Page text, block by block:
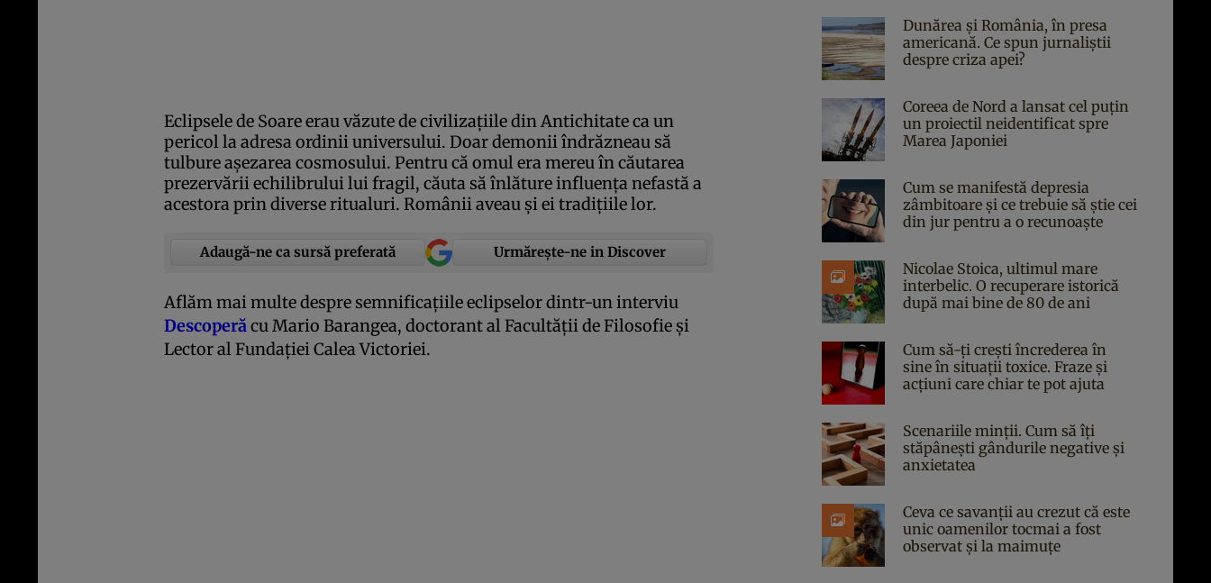
Eclipsele de Soare erau văzute de civilizaţiile din Antichitate ca un
pericol la adresa ordinii universului. Doar demonii îndrăzneau să
tulbure aşezarea cosmosului. Pentru că omul era mereu în căutarea
prezervării echilibrului lui fragil, căuta să înlăture influenţa nefastă a
acestora prin diverse ritualuri. Românii aveau şi ei tradiţiile lor.
Adaugă-ne ca sursă preferată Urmărește-ne in Discover
Aflăm mai multe despre semnificaţiile eclipselor dintr-un interviu
Descoperăcu Mario Barangea, doctorant al Facultăţii de Filosofie şi
Lector al Fundaţiei Calea Victoriei.
Dunărea și România, în presa
americană. Ce spun jurnaliștii
despre criza apei?
Coreea de Nord a lansat cel puțin
un proiectil neidentificat spre
Marea Japoniei
Cum se manifestă depresia
zâmbitoare și ce trebuie să știe cei
din jur pentru a o recunoaște
Nicolae Stoica, ultimul mare
interbelic. O recuperare istorică
după mai bine de 80 de ani
Cum să-ți crești încrederea în
sine în situații toxice. Fraze și
acțiuni care chiar te pot ajuta
Scenariile minții. Cum să îți
stăpânești gândurile negative și
anxietatea
Ceva ce savanții au crezut că este
unic oamenilor tocmai a fost
observat și la maimuțe